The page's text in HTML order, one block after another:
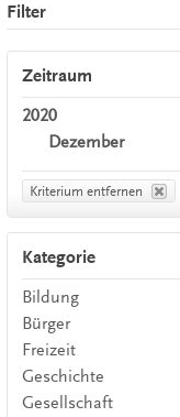
Filter
Zeitraum
2020
Dezember
Kriterium entfernen
Kategorie
Bildung
Bürger
Freizeit
Geschichte
Gesellschaft